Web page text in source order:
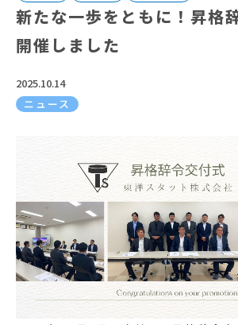
新たな一歩をともに！昇格
開催しました
2025.10.14
ニュース